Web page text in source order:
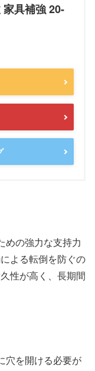
具補強 20-
めの強力な支持力
よる転倒を防ぐの
性が高く、長期間
穴を開ける必要が